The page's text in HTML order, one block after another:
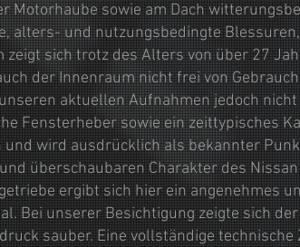
Motorhaube sowie am Dach
alters- und nutzungsbedingte
sich trotz des Alters von über 27
der Innenraum nicht frei von
aktuellen Aufnahmen jedoch
Fensterheber sowie ein zeittypisches
wird ausdrücklich als bekannter
überschaubaren Charakter des
ergibt sich hier ein angenehmes
Bei unserer Besichtigung zeigte sich
sauber. Eine vollständige